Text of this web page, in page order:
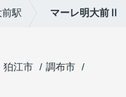
前駅 マーレ明大前Ⅱ
狛江市
調布市